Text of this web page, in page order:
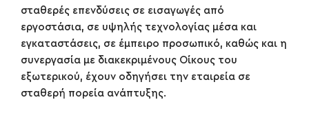
σταθερές επενδύσεις σε εισαγωγές από
εργοστάσια, σε υψηλής τεχνολογίας μέσα και
εγκαταστάσεις, σε έμπειρο προσωπικό, καθώς και η
συνεργασία με διακεκριμένους Οίκους του
εξωτερικού, έχουν οδηγήσει την εταιρεία σε
σταθερή πορεία ανάπτυξης.